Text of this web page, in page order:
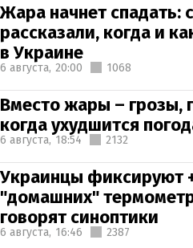
Жара начнет спадать:
рассказали, когда и
в Украине
6 августа, 20:00 1068
Вместо жары – грозы,
когда ухудшится
6 августа, 18:54 2132
Украинцы фиксируют
"домашних"
говорят синоптики
6 августа, 16:46 2387